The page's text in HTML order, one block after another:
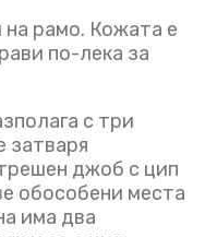
на рамо. Кожата е
по-лека за
с три
затваря
джоб с цип
обособени места
има два